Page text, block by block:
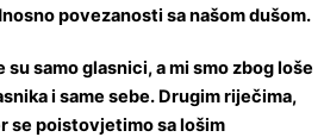
povezanosti sa našom dušom.
su samo glasnici, a mi smo zbog loše
i same sebe. Drugim riječima,
se poistovjetimo sa lošim